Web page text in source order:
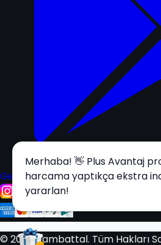
Get it onGoogle Play
© 2025 Tambattal. Tüm Hakları
Merhaba! 👋 Plus Avantaj
harcama yaptıkça ekstra
yararlan!